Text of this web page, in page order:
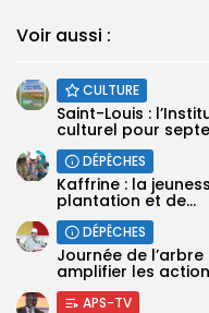
Voir aussi :
CULTURE
Saint-Louis :
culturel pour
DÉPÊCHES
Kaffrine : la
plantation et de...
DÉPÊCHES
Journée de
amplifier les
APS-TV